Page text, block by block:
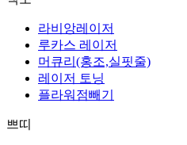
라비앙레이저
루카스 레이저
머큐리(홍조,실핏줄)
레이저 토닝
플라워점빼기
쁘띠